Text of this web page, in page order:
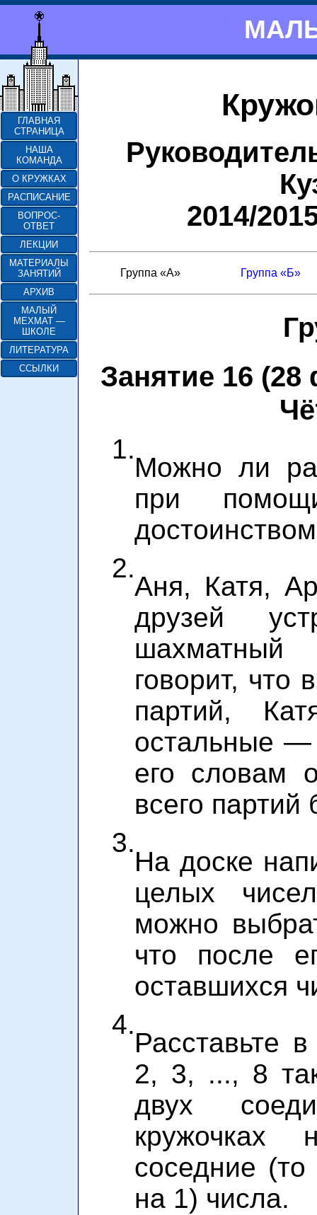
ГЛАВНАЯ
СТРАНИЦА
НАША
КОМАНДА
О КРУЖКАХ
РАСПИСАНИЕ
ВОПРОС-
ОТВЕТ
ЛЕКЦИИ
МАТЕРИАЛЫ
ЗАНЯТИЙ
АРХИВ
МАЛЫЙ
МЕХМАТ —
ШКОЛЕ
ЛИТЕРАТУРА
ССЫЛКИ
2014/
Группа «А» Группа «Б»
Занятие 16 (28
1.
Можно ли
при
2.
Аня, Катя,
друзей
говорит, что
партий,
остальные
его словам
всего
3.
На доске
целых
можно
что после
оставшихся
4.
Расставьте
2, 3, ..., 8
двух
кружочках
соседние
на 1) числа.